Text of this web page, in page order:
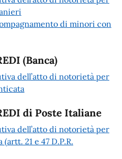
di minori con
(Banca)
dell’atto di notorietà per
di Poste Italiane
dell’atto di notorietà per
21 e 47 D.P.R.